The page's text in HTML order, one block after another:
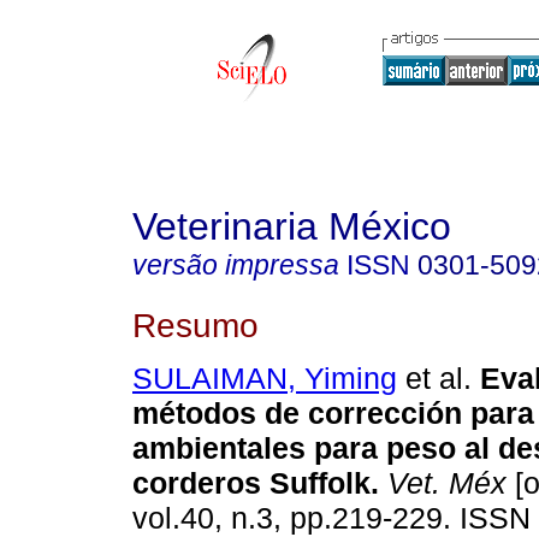
Veterinaria México
versão impressa ISSN 0301-
Resumo
SULAIMAN, Yiming et al.
métodos de corrección
ambientales para peso al
corderos Suffolk. Vet. Méx
vol.40, n.3, pp.219-229.